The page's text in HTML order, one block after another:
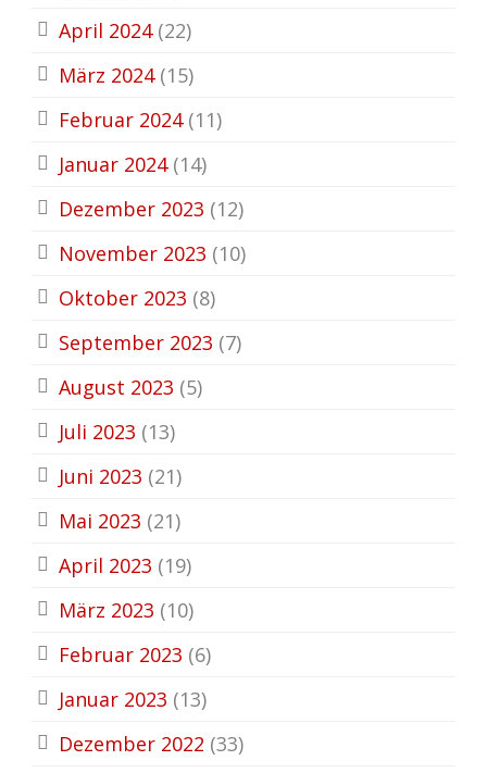
April 2024(22)
März 2024(15)
Februar 2024(11)
Januar 2024(14)
Dezember 2023 (12)
November 2023 (10)
Oktober 2023 (8)
September 2023 (7)
August 2023 (5)
Juli 2023 (13)
Juni 2023 (21)
Mai 2023 (21)
April 2023 (19)
März 2023 (10)
Februar 2023 (6)
Januar 2023 (13)
Dezember 2022 (33)